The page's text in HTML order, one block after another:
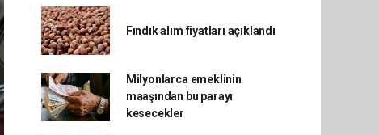
Fındık alım fiyatları açıklandı
Milyonlarca emeklinin
maaşından bu parayı
kesecekler